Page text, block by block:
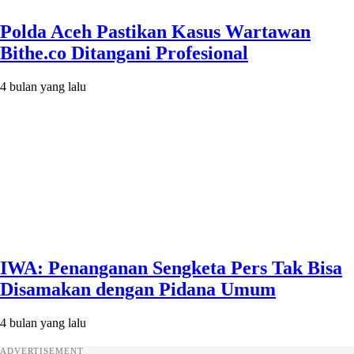
Polda Aceh Pastikan Kasus Wartawan
Bithe.co Ditangani Profesional
4 bulan yang lalu
IWA: Penanganan Sengketa Pers Tak Bisa
Disamakan dengan Pidana Umum
4 bulan yang lalu
ADVERTISEMENT